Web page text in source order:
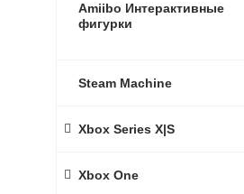
Amiibo Интерактивные
фигурки
Steam Machine
Xbox Series X|S
Xbox One